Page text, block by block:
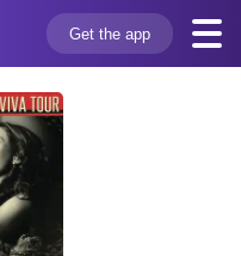
Get the app